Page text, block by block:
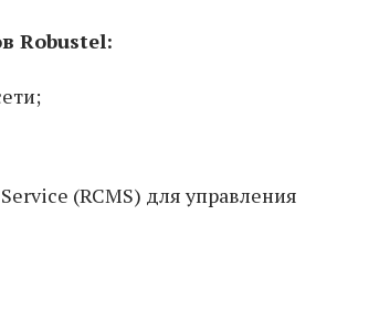
Robustel:
(RCMS) для управления